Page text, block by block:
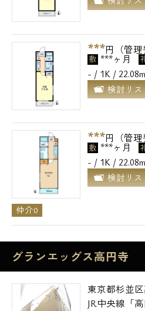
***円（管理
敷 ***ヶ月
- / 1K /
検討リ
***円（管理
敷 ***ヶ月
- / 1K /
検討リ
仲介0
グランエッグス高円寺
東京都杉並
JR中央線「